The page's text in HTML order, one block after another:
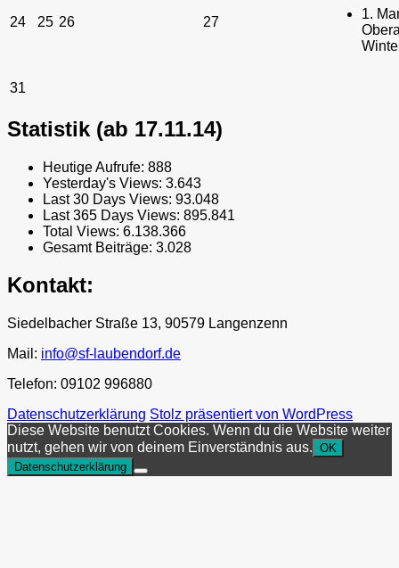
24 25 26 27
1.
31
Statistik (ab 17.11.14)
Heutige Aufrufe: 888
Yesterday's Views: 3.643
Last 30 Days Views: 93.048
Last 365 Days Views: 895.841
Total Views: 6.138.366
Gesamt Beiträge: 3.028
Kontakt:
Siedelbacher Straße 13, 90579 Langenzenn
Mail: info@sf-laubendorf.de
Telefon: 09102 996880
Datenschutzerklärung Stolz präsentiert von WordPress
Diese Website benutzt Cookies. Wenn du die Website weiter
nutzt, gehen wir von deinem Einverständnis aus. OK
Datenschutzerklärung